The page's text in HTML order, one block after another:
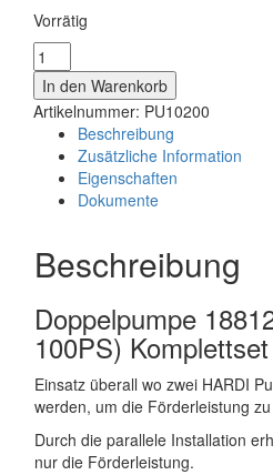
Vorrätig
Doppelpumpe
18812
(12V
/
100PS)
Komplettset
Menge
In den Warenkorb
Artikelnummer: PU10200
Beschreibung
Zusätzliche Information
Eigenschaften
Dokumente
Beschreibung
Doppelpumpe
100PS) Komplettset
Einsatz überall wo zwei HARDI
werden, um die Förderleistung
Durch die parallele Installation
nur die Förderleistung.